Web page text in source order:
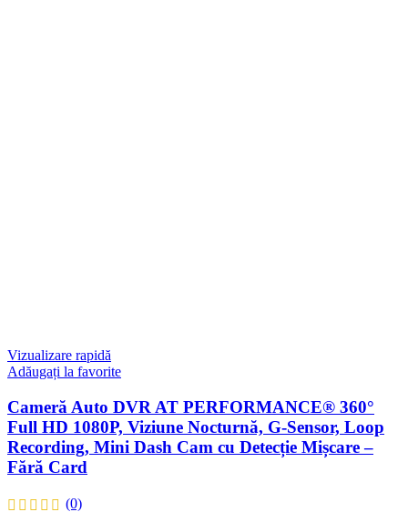
Vizualizare rapidă
Adăugați la favorite
Cameră Auto DVR AT PERFORMANCE® 360°
Full HD 1080P, Viziune Nocturnă, G-Sensor, Loop
Recording, Mini Dash Cam cu Detecție Mișcare –
Fără Card
(0)